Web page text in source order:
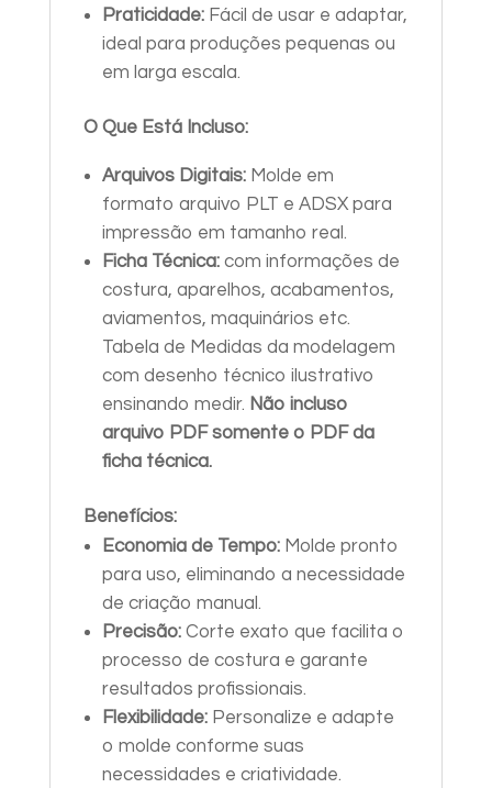
Praticidade:Fácil de usar e adaptar,
ideal para produções pequenas ou
em larga escala.
O Que Está Incluso:
Arquivos Digitais:Molde em
formato arquivo PLT e ADSX para
impressão em tamanho real.
Ficha Técnica:com informações de
costura, aparelhos, acabamentos,
aviamentos, maquinários etc.
Tabela de Medidas da modelagem
com desenho técnico ilustrativo
ensinando medir. Não incluso
arquivo PDF somente o PDF da
ficha técnica.
Benefícios:
Economia de Tempo:Molde pronto
para uso, eliminando a necessidade
de criação manual.
Precisão:Corte exato que facilita o
processo de costura e garante
resultados profissionais.
Flexibilidade:Personalize e adapte
o molde conforme suas
necessidades e criatividade.